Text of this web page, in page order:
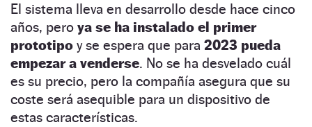
El sistema lleva en desarrollo desde hace cinco
años, pero ya se ha instalado el primer
prototipo y se espera que para 2023 pueda
empezar a venderse. No se ha desvelado cuál
es su precio, pero la compañía asegura que su
coste será asequible para un dispositivo de
estas características.